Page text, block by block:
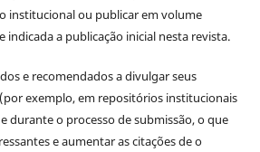
institucional ou publicar em volume
indicada a publicação inicial nesta revista.
e recomendados a divulgar seus
exemplo, em repositórios institucionais
durante o processo de submissão, o que
e aumentar as citações de o